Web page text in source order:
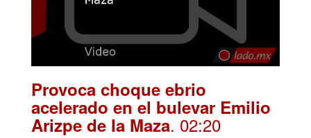
Provoca choque ebrio
acelerado en el bulevar Emilio
Arizpe de la Maza. 02:20